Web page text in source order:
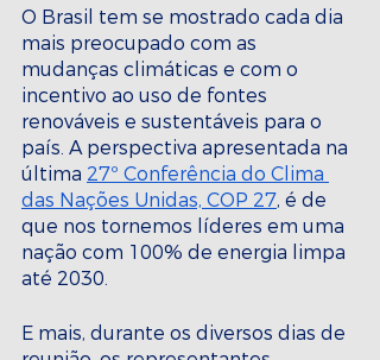
O Brasil tem se mostrado cada dia
mais preocupado com as
mudanças climáticas e com o
incentivo ao uso de fontes
renováveis e sustentáveis para o
país. A perspectiva apresentada na
última 27º Conferência do Clima
das Nações Unidas, COP 27, é de
que nos tornemos líderes em uma
nação com 100% de energia limpa
até 2030.
E mais, durante os diversos dias de